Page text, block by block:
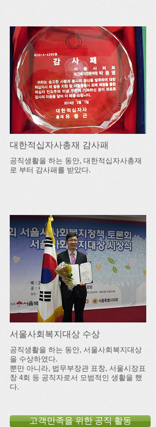
대한적십자사총재 감사패
공직생활을 하는 동안, 대한적십자사총재
로 부터 감사패를 받았다.
서울사회복지대상 수상
공직생활을 하는 동안, 서울사회복지대상
을 수상하였다.
뿐만 아니라, 법무부장관 표창, 서울시장표
창 4회 등 공직자로서 모범적인 생활을 했
다.
고객만족을 위한 공직 활동